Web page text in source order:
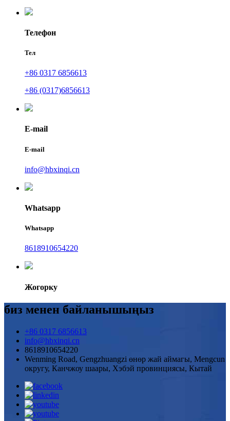
Телефон
Тел
+86 0317 6856613
+86 (0317)6856613
E-mail
E-mail
info@hbxinqi.cn
Whatsapp
Whatsapp
8618910654220
Жогорку
биз менен байланышыңыз
+86 0317 6856613
info@hbxinqi.cn
8618910654220
Wenming Road, Gengzhuangzi өнөр жай аймагы, Mengcun
округу, Канчжоу шаары, Хэбэй провинциясы, Кытай